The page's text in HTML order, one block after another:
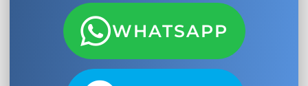
WHATSAPP